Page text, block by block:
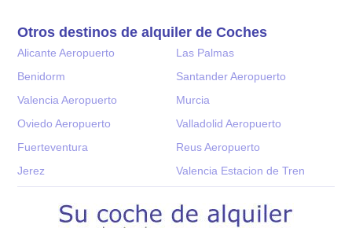
Otros destinos de alquiler de Coches
Alicante Aeropuerto
Las Palmas
Benidorm
Santander Aeropuerto
Valencia Aeropuerto
Murcia
Oviedo Aeropuerto
Valladolid Aeropuerto
Fuerteventura
Reus Aeropuerto
Jerez
Valencia Estacion de Tren